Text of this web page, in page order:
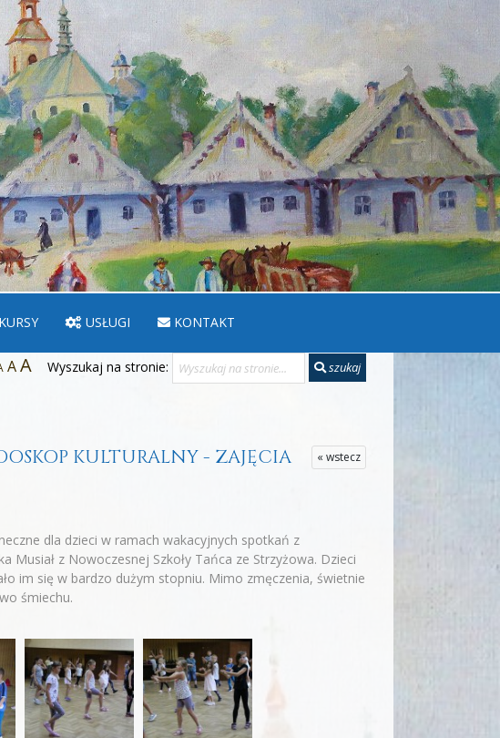
USŁUGI KONTAKT
AA Wyszukaj na stronie: szukaj
« wstecz
KULTURALNY - ZAJĘCIA
dla dzieci w ramach wakacyjnych spotkań z
Musiał z Nowoczesnej Szkoły Tańca ze Strzyżowa. Dzieci
im się w bardzo dużym stopniu. Mimo zmęczenia, świetnie
śmiechu.